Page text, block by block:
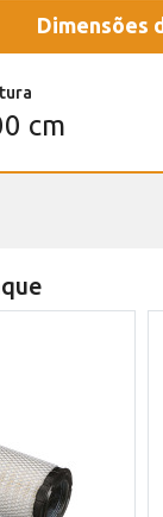
Dimensões
cm